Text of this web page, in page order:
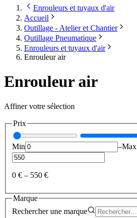
Enrouleurs et tuyaux d'air
Accueil
Outillage - Atelier et Chantier
Outillage Pneumatique
Enrouleurs et tuyaux d'air
Enrouleur air
Enrouleur air
Affiner votre sélection
Prix
Min –Max
0 € – 550 €
Marque
Rechercher une marque